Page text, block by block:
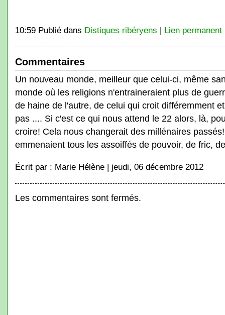
10:59 Publié dans Distiques ribéryens | Lien permanent
Commentaires
Un nouveau monde, meilleur que celui-ci, même
monde où les religions n'entraineraient plus de
de haine de l'autre, de celui qui croit différemment
pas .... Si c'est ce qui nous attend le 22 alors, là,
croire! Cela nous changerait des millénaires
emmenaient tous les assoiffés de pouvoir, de fric,
Écrit par : Marie Hélène | jeudi, 06 décembre 2012
Les commentaires sont fermés.